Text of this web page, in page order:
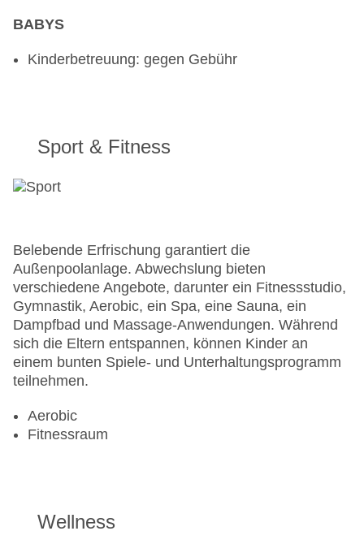
BABYS
Kinderbetreuung: gegen Gebühr
Sport & Fitness
Belebende Erfrischung garantiert die
Außenpoolanlage. Abwechslung bieten
verschiedene Angebote, darunter ein Fitnessstudio,
Gymnastik, Aerobic, ein Spa, eine Sauna, ein
Dampfbad und Massage-Anwendungen. Während
sich die Eltern entspannen, können Kinder an
einem bunten Spiele- und Unterhaltungsprogramm
teilnehmen.
Aerobic
Fitnessraum
Wellness